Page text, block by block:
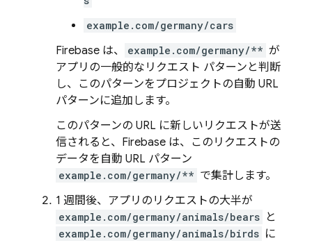
example.com/germany/cars
Firebase は、 example.com/germany/** が
アプリの一般的なリクエスト パターンと判断
し、このパターンをプロジェクトの自動 URL
パターンに追加します。
このパターンの URL に新しいリクエストが送
信されると、Firebase は、このリクエストの
データを自動 URL パターン
example.com/germany/** で集計します。
1 週間後、アプリのリクエストの大半が
example.com/germany/animals/bears と
example.com/germany/animals/birds に